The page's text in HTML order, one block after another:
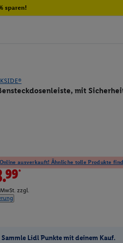
sparen!
mit
Online ausverkauft! Ähnliche tolle Produkte
zzgl.
Sammle Lidl Punkte mit deinem Kauf.